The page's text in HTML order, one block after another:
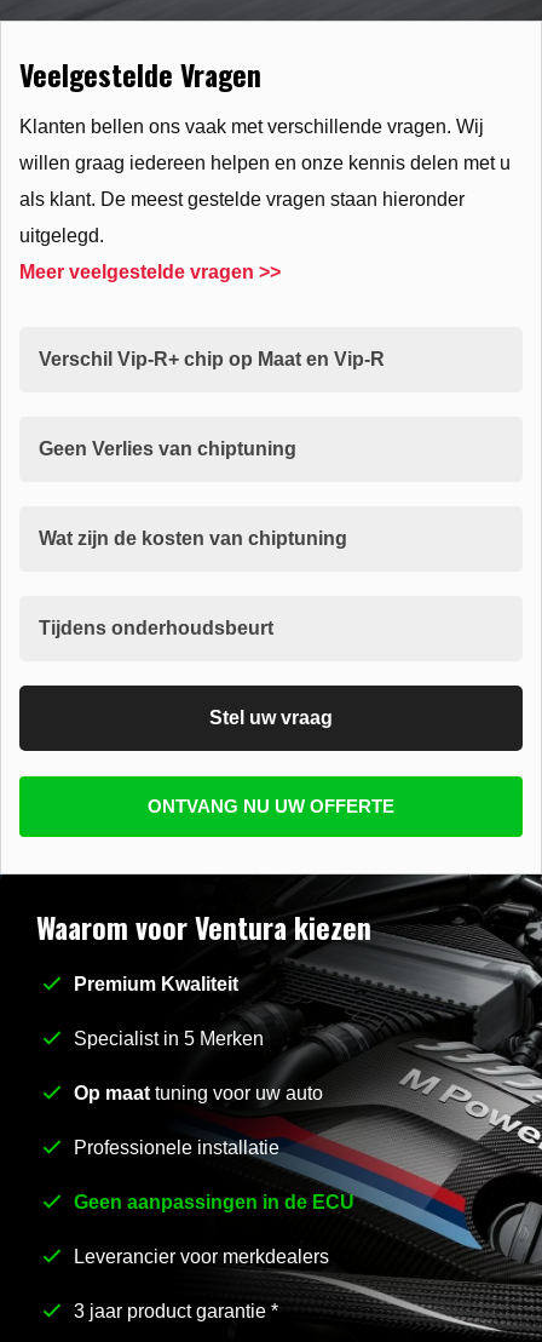
Veelgestelde Vragen
Klanten bellen ons vaak met verschillende vragen. Wij
willen graag iedereen helpen en onze kennis delen met u
als klant. De meest gestelde vragen staan hieronder
uitgelegd.
Meer veelgestelde vragen >>
Verschil Vip-R+ chip op Maat en Vip-R
Geen Verlies van chiptuning
Wat zijn de kosten van chiptuning
Tijdens onderhoudsbeurt
Stel uw vraag
Stel uw vraag*
ONTVANG NU UW OFFERTE
Waarom voor Ventura kiezen
Premium Kwaliteit
Specialist in 5 Merken
Op maat tuning voor uw auto
Professionele installatie
Geen aanpassingen in de ECU
Leverancier voor merkdealers
3 jaar product garantie *